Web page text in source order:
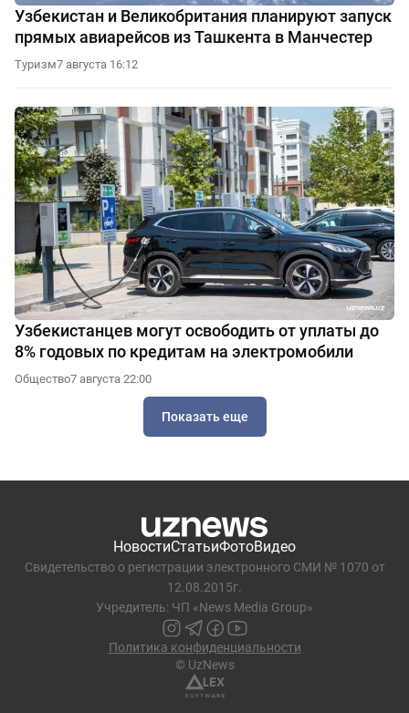
Узбекистан и Великобритания планируют запуск
прямых авиарейсов из Ташкента в Манчестер
Туризм7 августа 16:12
Узбекистанцев могут освободить от уплаты до
8% годовых по кредитам на электромобили
Общество7 августа 22:00
Показать еще
НовостиСтатьиФотоВидео
Свидетельство о регистрации электронного СМИ № 1070 от
12.08.2015г.
Учредитель: ЧП «News Media Group»
Политика конфиденциальности
© UzNews